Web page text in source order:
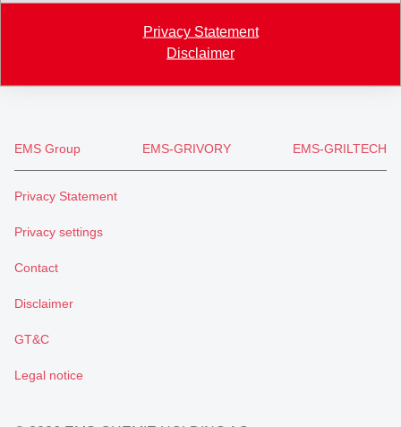
Privacy Statement
Disclaimer
+41 71 466 43 00
+41 71 466 43 01
EMS Group EMS-GRIVORY EMS-GRILTECH
Privacy Statement
Privacy settings
Contact
Disclaimer
GT&C
Legal notice